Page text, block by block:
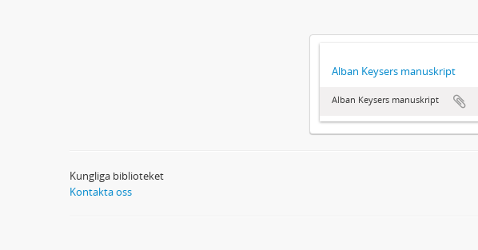
Alban Keysers manuskript
Alban Keysers manuskript
Kungliga biblioteket
Kontakta oss